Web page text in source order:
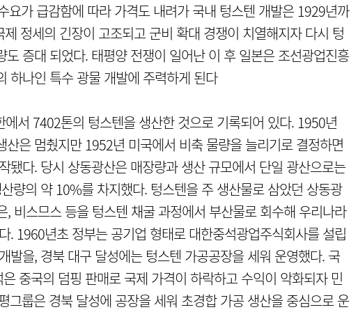
요가 급감함에 따라 가격도 내려가 국내 텅스텐 개발은 1929년까
정세의 긴장이 고조되고 군비 확대 경쟁이 치열해지자 다시 텅
증대 되었다. 태평양 전쟁이 일어난 이 후 일본은 조선광업진흥
하나인 특수 광물 개발에 주력하게 된다
서 7402톤의 텅스텐을 생산한 것으로 기록되어 있다. 1950년
은 멈췄지만 1952년 미국에서 비축 물량을 늘리기로 결정하면
됐다. 당시 상동광산은 매장량과 생산 규모에서 단일 광산으로는
량의 약 10%를 차지했다. 텅스텐을 주 생산물로 삼았던 상동광
, 비스므스 등을 텅스텐 채굴 과정에서 부산물로 회수해 우리나라
. 1960년초 정부는 공기업 형태로 대한중석광업주식회사를 설립
발을, 경북 대구 달성에는 텅스텐 가공공장을 세워 운영했다. 국
중국의 덤핑 판매로 국제 가격이 하락하고 수익이 악화되자 민
그룹은 경북 달성에 공장을 세워 초경합 가공 생산을 중심으로 운